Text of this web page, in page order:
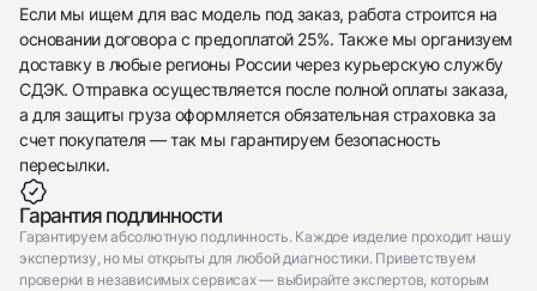
Если мы ищем для вас модель под заказ, работа строится на
основании договора с предоплатой 25%. Также мы организуем
доставку в любые регионы России через курьерскую службу
СДЭК. Отправка осуществляется после полной оплаты заказа,
а для защиты груза оформляется обязательная страховка за
счет покупателя — так мы гарантируем безопасность
пересылки.
Гарантия подлинности
Гарантируем абсолютную подлинность. Каждое изделие проходит нашу
экспертизу, но мы открыты для любой диагностики. Приветствуем
проверки в независимых сервисах — выбирайте экспертов, которым
Отправить заявку
Отправить заявку